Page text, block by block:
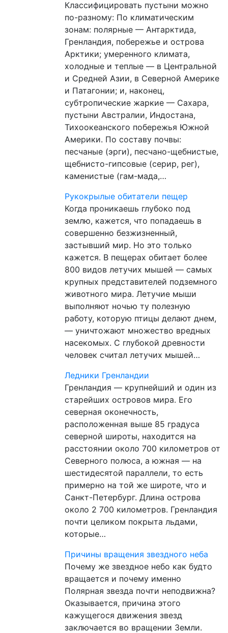
Классифицировать пустыни можно
по-разному: По климатическим
зонам: полярные — Антарктида,
Гренландия, побережье и острова
Арктики; умеренного климата,
холодные и теплые — в Центральной
и Средней Азии, в Северной Америке
и Патагонии; и, наконец,
субтропические жаркие — Сахара,
пустыни Австралии, Индостана,
Тихоокеанского побережья Южной
Америки. По составу почвы:
песчаные (эрги), песчано-щебнистые,
щебнисто-гипсовые (серир, peг),
каменистые (гам-мада,…
Рукокрылые обитатели пещер
Когда проникаешь глубоко под
землю, кажется, что попадаешь в
совершенно безжизненный,
застывший мир. Но это только
кажется. В пещерах обитает более
800 видов летучих мышей — самых
крупных представителей подземного
животного мира. Летучие мыши
выполняют ночью ту полезную
работу, которую птицы делают днем,
— уничтожают множество вредных
насекомых. С глубокой древности
человек считал летучих мышей…
Ледники Гренландии
Гренландия — крупнейший и один из
старейших островов мира. Его
северная оконечность,
расположенная выше 85 градуса
северной широты, находится на
расстоянии около 700 километров от
Северного полюса, а южная — на
шестидесятой параллели, то есть
примерно на той же широте, что и
Санкт-Петербург. Длина острова
около 2 700 километров. Гренландия
почти целиком покрыта льдами,
которые…
Причины вращения звездного неба
Почему же звездное небо как будто
вращается и почему именно
Полярная звезда почти неподвижна?
Оказывается, причина этого
кажущегося движения звезд
заключается во вращении Земли.